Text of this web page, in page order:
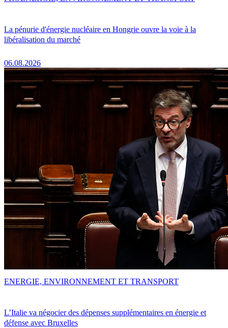
La pénurie d'énergie nucléaire en Hongrie ouvre la voie à la
libéralisation du marché
06.08.2026
L’Italie va négocier des dépenses supplémentaires en énergie et
défense avec Bruxelles
ENERGIE, ENVIRONNEMENT ET TRANSPORT